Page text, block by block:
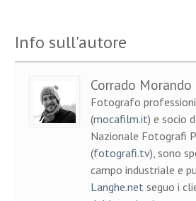
Info sull'autore
Corrado Morando
Fotografo
(mocafilm.it) e socio
Nazionale Fotografi
(fotografi.tv), sono
campo industriale e
Langhe.net seguo i